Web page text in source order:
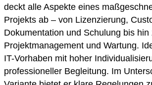
deckt alle Aspekte eines
Projekts ab – von Lizenzierung,
Dokumentation und Schulung bis hin
Projektmanagement und Wartung.
IT-Vorhaben mit hoher
professioneller Begleitung. Im